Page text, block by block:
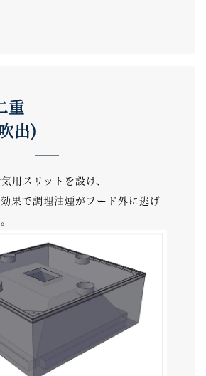
重
出)
用スリットを設け、
果で調理油煙がフード外に逃げ